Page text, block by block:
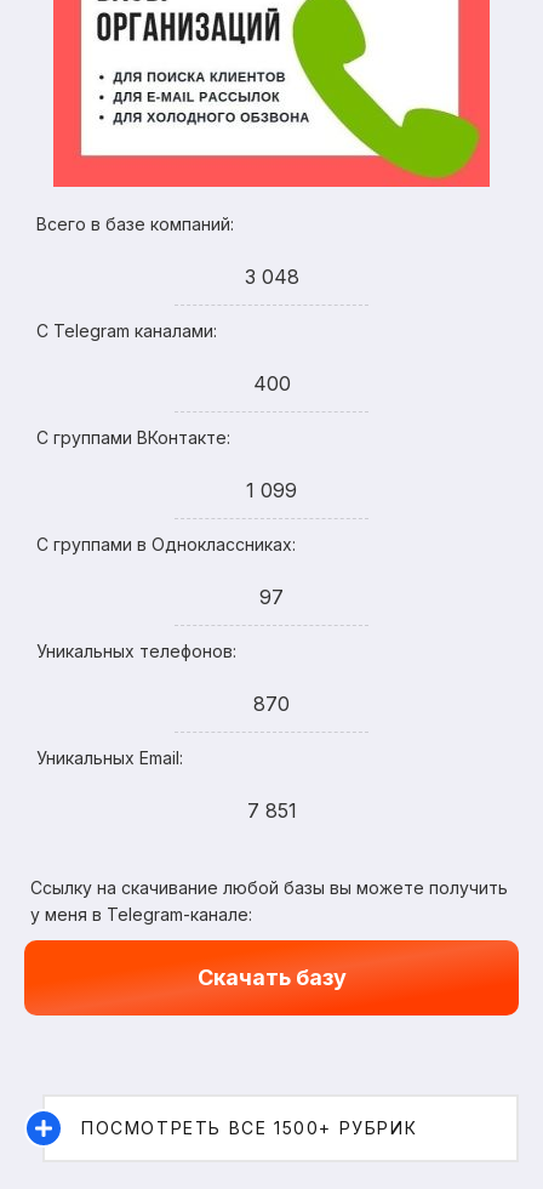
Всего в базе компаний:
3 048
С Telegram каналами:
400
С группами ВКонтакте:
1 099
С группами в Одноклассниках:
97
Уникальных телефонов:
870
Уникальных Email:
7 851
Ссылку на скачивание любой базы вы можете получить
у меня в Telegram-канале:
Скачать базу
ПОСМОТРЕТЬ ВСЕ 1500+ РУБРИК